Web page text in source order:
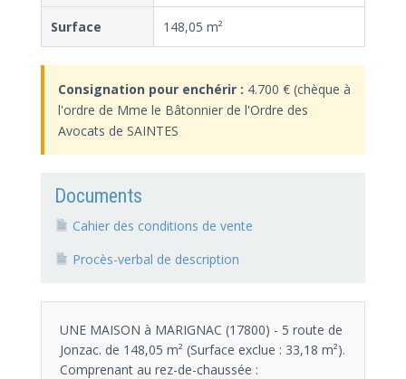
Surface 148,05 m²
Consignation pour enchérir : 4.700 € (chèque à
l'ordre de Mme le Bâtonnier de l'Ordre des
Avocats de SAINTES
Documents
Cahier des conditions de vente
Procès-verbal de description
UNE MAISON à MARIGNAC (17800) - 5 route de
Jonzac. de 148,05 m² (Surface exclue : 33,18 m²).
Comprenant au rez-de-chaussée :